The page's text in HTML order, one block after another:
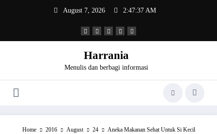
August 7, 2026 2:47:37 AM
Harrania
Menulis dan berbagi informasi
Home 2016 August 24
Aneka Makanan Sehat Untuk Si Kecil